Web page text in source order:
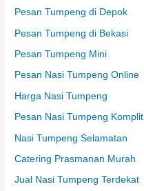
Pesan Tumpeng di Depok
Pesan Tumpeng di Bekasi
Pesan Tumpeng Mini
Pesan Nasi Tumpeng Online
Harga Nasi Tumpeng
Pesan Nasi Tumpeng Komplit
Nasi Tumpeng Selamatan
Catering Prasmanan Murah
Jual Nasi Tumpeng Terdekat